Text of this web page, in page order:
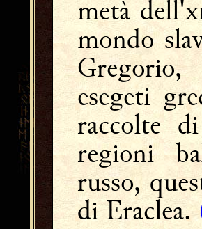
metà
mondo
esegeti
raccolte
regioni
russo,
di Eraclea.